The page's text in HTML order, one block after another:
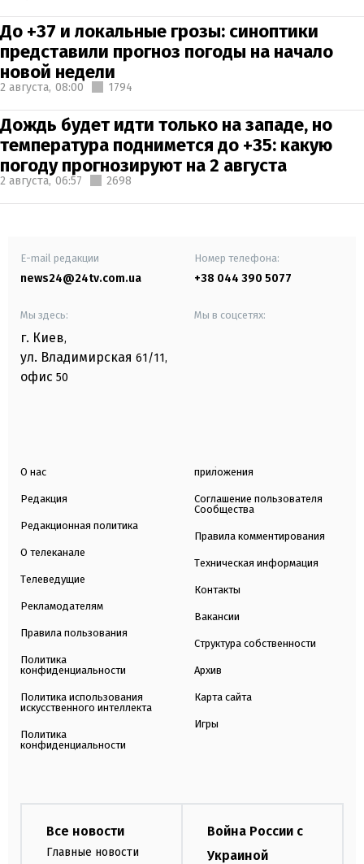
До +37 и локальные грозы: синоптики
представили прогноз погоды на начало
новой недели
2 августа, 08:00 1794
Дождь будет идти только на западе, но
температура поднимется до +35: какую
погоду прогнозируют на 2 августа
2 августа, 06:57 2698
E-mail редакции
news24@24tv.com.ua
Номер телефона:
+38 044 390 5077
Мы здесь:
г. Киев,
ул. Владимирская 61/11,
офис 50
Мы в соцсетях:
О нас
Редакция
Редакционная политика
О телеканале
Телеведущие
Рекламодателям
Правила пользования
Политика
конфиденциальности
Политика использования
искусственного интеллекта
Политика
конфиденциальности
приложения
Соглашение пользователя
Сообщества
Правила комментирования
Техническая информация
Контакты
Вакансии
Структура собственности
Архив
Карта сайта
Игры
Все новости
Главные новости
Война России с
Украиной